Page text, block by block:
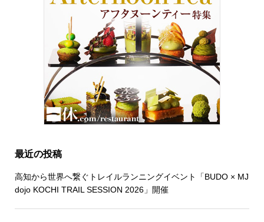
最近の投稿
高知から世界へ繋ぐトレイルランニングイベント「BUDO × MJ
dojo KOCHI TRAIL SESSION 2026」開催